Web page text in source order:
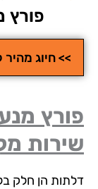
פורץ
>> חיוג מהיר
הן חלק בלתי